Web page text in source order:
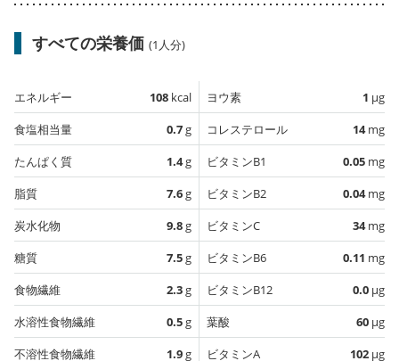
すべての栄養価 (1人分)
エネルギー 108 kcal
食塩相当量
0.7g
たんぱく質
1.4g
脂質
7.6g
炭水化物
9.8g
糖質
7.5g
食物繊維
2.3g
水溶性食物繊維
0.5g
不溶性食物繊維
1.9g
ヨウ素 1 µg
コレステロール
14mg
ビタミンB1
0.05 mg
ビタミンB2
0.04mg
ビタミンC
34mg
ビタミンB6
0.11 mg
ビタミンB12
0.0 µg
葉酸
60 µg
ビタミンA
102 µg